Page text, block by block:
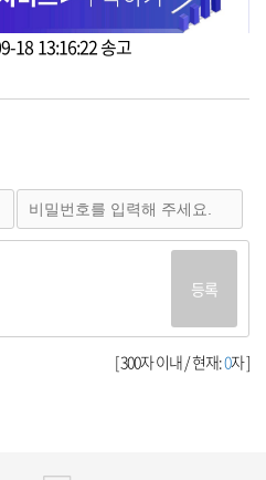
18 13:16:22 송고
등록
[ 300자 이내 / 현재:0자 ]